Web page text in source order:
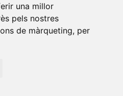
una millor
pels nostres
de màrqueting, per
Universitat CEU Cardenal
Lleida•Universitat Miguel
de València
Vic - Universitat Central de